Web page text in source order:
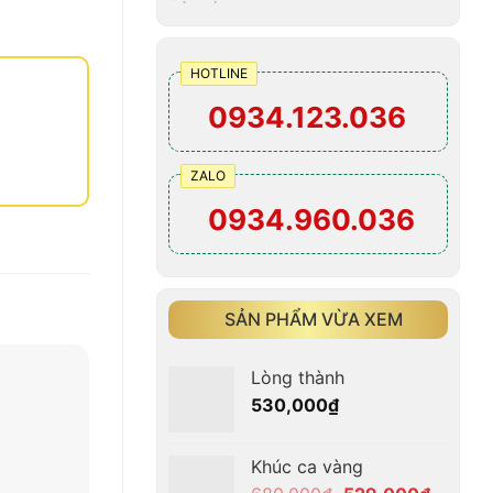
HOTLINE
0934.123.036
ZALO
0934.960.036
SẢN PHẨM VỪA XEM
Lòng thành
530,000₫
Khúc ca vàng